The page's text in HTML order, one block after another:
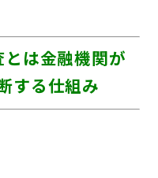
は金融機関が
する仕組み